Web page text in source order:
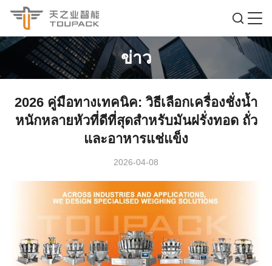
ข่าว
2026 คู่มือทางเทคนิค: วิธีเลือกเครื่องชั่งน้ำ
หนักหลายหัวที่ดีที่สุดสำหรับมันฝรั่งทอด ถั่ว
และอาหารแช่แข็ง
2026-04-08